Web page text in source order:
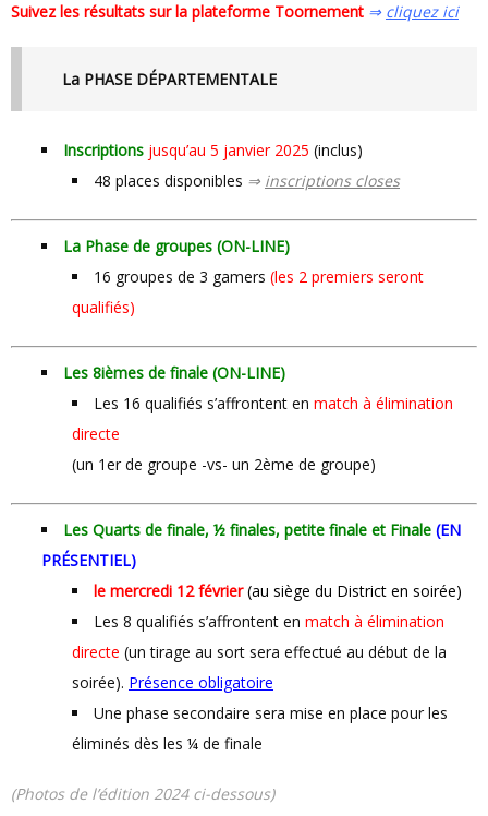
Suivez les résultats sur la plateforme Toornement ⇒ cliquez ici
La PHASE DÉPARTEMENTALE
Inscriptions jusqu’au 5 janvier 2025 (inclus)
48 places disponibles ⇒ inscriptions closes
La Phase de groupes (ON-LINE)
16 groupes de 3 gamers (les 2 premiers seront
qualifiés)
Les 8ièmes de finale (ON-LINE)
Les 16 qualifiés s’affrontent en match à élimination
directe
(un 1er de groupe -vs- un 2ème de groupe)
Les Quarts de finale, ½ finales, petite finale et Finale (EN
PRÉSENTIEL)
le mercredi 12 février(au siège du District en soirée)
Les 8 qualifiés s’affrontent en match à élimination
directe (un tirage au sort sera effectué au début de la
soirée). Présence obligatoire
Une phase secondaire sera mise en place pour les
éliminés dès les ¼ de finale
(photos de l’édition 2024 ci-dessous)